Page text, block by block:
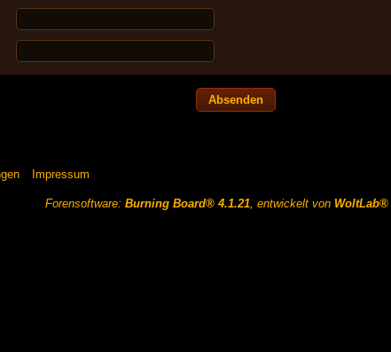
Impressum
Forensoftware: Burning Board® 4.1.21, entwickelt von WoltLab®